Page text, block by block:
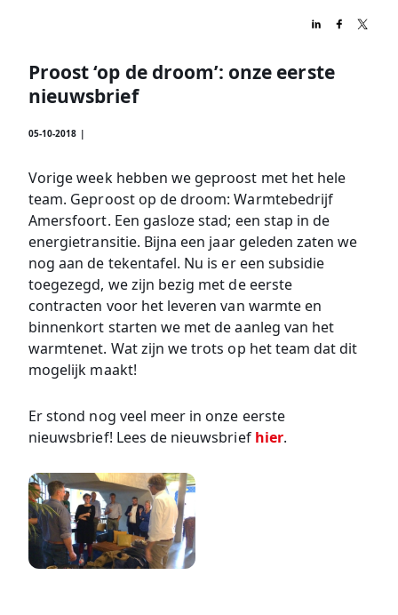
Proost ‘op de droom’: onze eerste
nieuwsbrief
05-10-2018 |
Vorige week hebben we geproost met het hele
team. Geproost op de droom: Warmtebedrijf
Amersfoort. Een gasloze stad; een stap in de
energietransitie. Bijna een jaar geleden zaten we
nog aan de tekentafel. Nu is er een subsidie
toegezegd, we zijn bezig met de eerste
contracten voor het leveren van warmte en
binnenkort starten we met de aanleg van het
warmtenet. Wat zijn we trots op het team dat dit
mogelijk maakt!
Er stond nog veel meer in onze eerste
nieuwsbrief! Lees de nieuwsbrief hier.